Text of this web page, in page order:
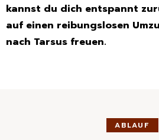
kannst du dich entspannt
auf einen reibungslosen
nach Tarsus freuen.
ABLAUF